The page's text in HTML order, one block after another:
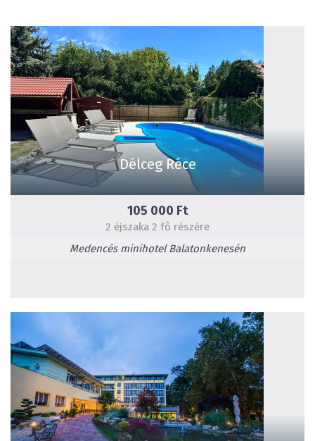
Délceg Réce
105 000 Ft
2 éjszaka 2 fő részére
Medencés minihotel Balatonkenesén